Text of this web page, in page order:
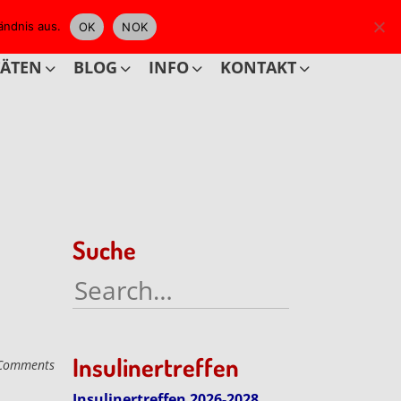
BLOG INFO KONTAKT
Suche
Search
for:
Insulinertreffen
aus. OK NOK